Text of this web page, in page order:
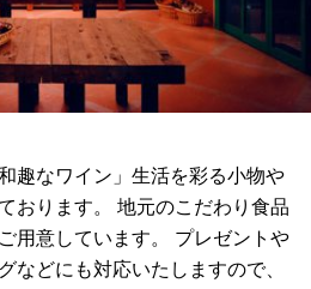
趣なワイン」生活を彩る小物や
おります。 地元のこだわり食品
用意しています。 プレゼントや
などにも対応いたしますので、